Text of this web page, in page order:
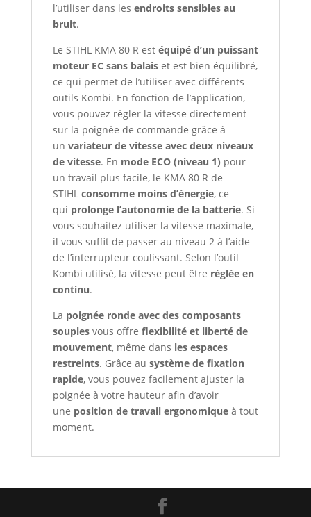
l’utiliser dans les endroits sensibles au
bruit.
Le STIHL KMA 80 R est équipé d’un puissant
moteur EC sans balaiset est bien équilibré,
ce qui permet de l’utiliser avec différents
outils Kombi. En fonction de l’application,
vous pouvez régler la vitesse directement
sur la poignée de commande grâce à
un variateur de vitesse avec deux niveaux
de vitesse. En mode ECO (niveau 1) pour
un travail plus facile, le KMA 80 R de
STIHL consomme moins d’énergie, ce
qui prolonge l’autonomie de la batterie. Si
vous souhaitez utiliser la vitesse maximale,
il vous suffit de passer au niveau 2 à l’aide
de l’interrupteur coulissant. Selon l’outil
Kombi utilisé, la vitesse peut être réglée en
continu.
La poignée ronde avec des composants
souplesvous offre flexibilité et liberté de
mouvement, même dans les espaces
restreints. Grâce au système de fixation
rapide, vous pouvez facilement ajuster la
poignée à votre hauteur afin d’avoir
une position de travail ergonomiqueà tout
moment.